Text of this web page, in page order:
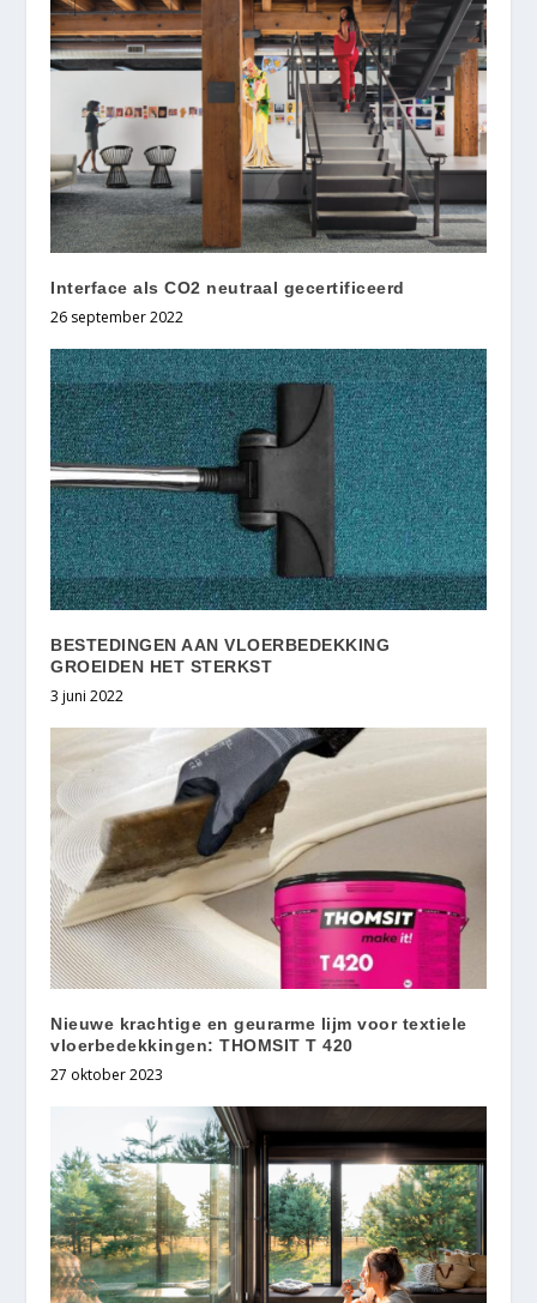
Interface als CO2 neutraal gecertificeerd
26 september 2022
BESTEDINGEN AAN VLOERBEDEKKING
GROEIDEN HET STERKST
3 juni 2022
Nieuwe krachtige en geurarme lijm voor textiele
vloerbedekkingen: THOMSIT T 420
27 oktober 2023